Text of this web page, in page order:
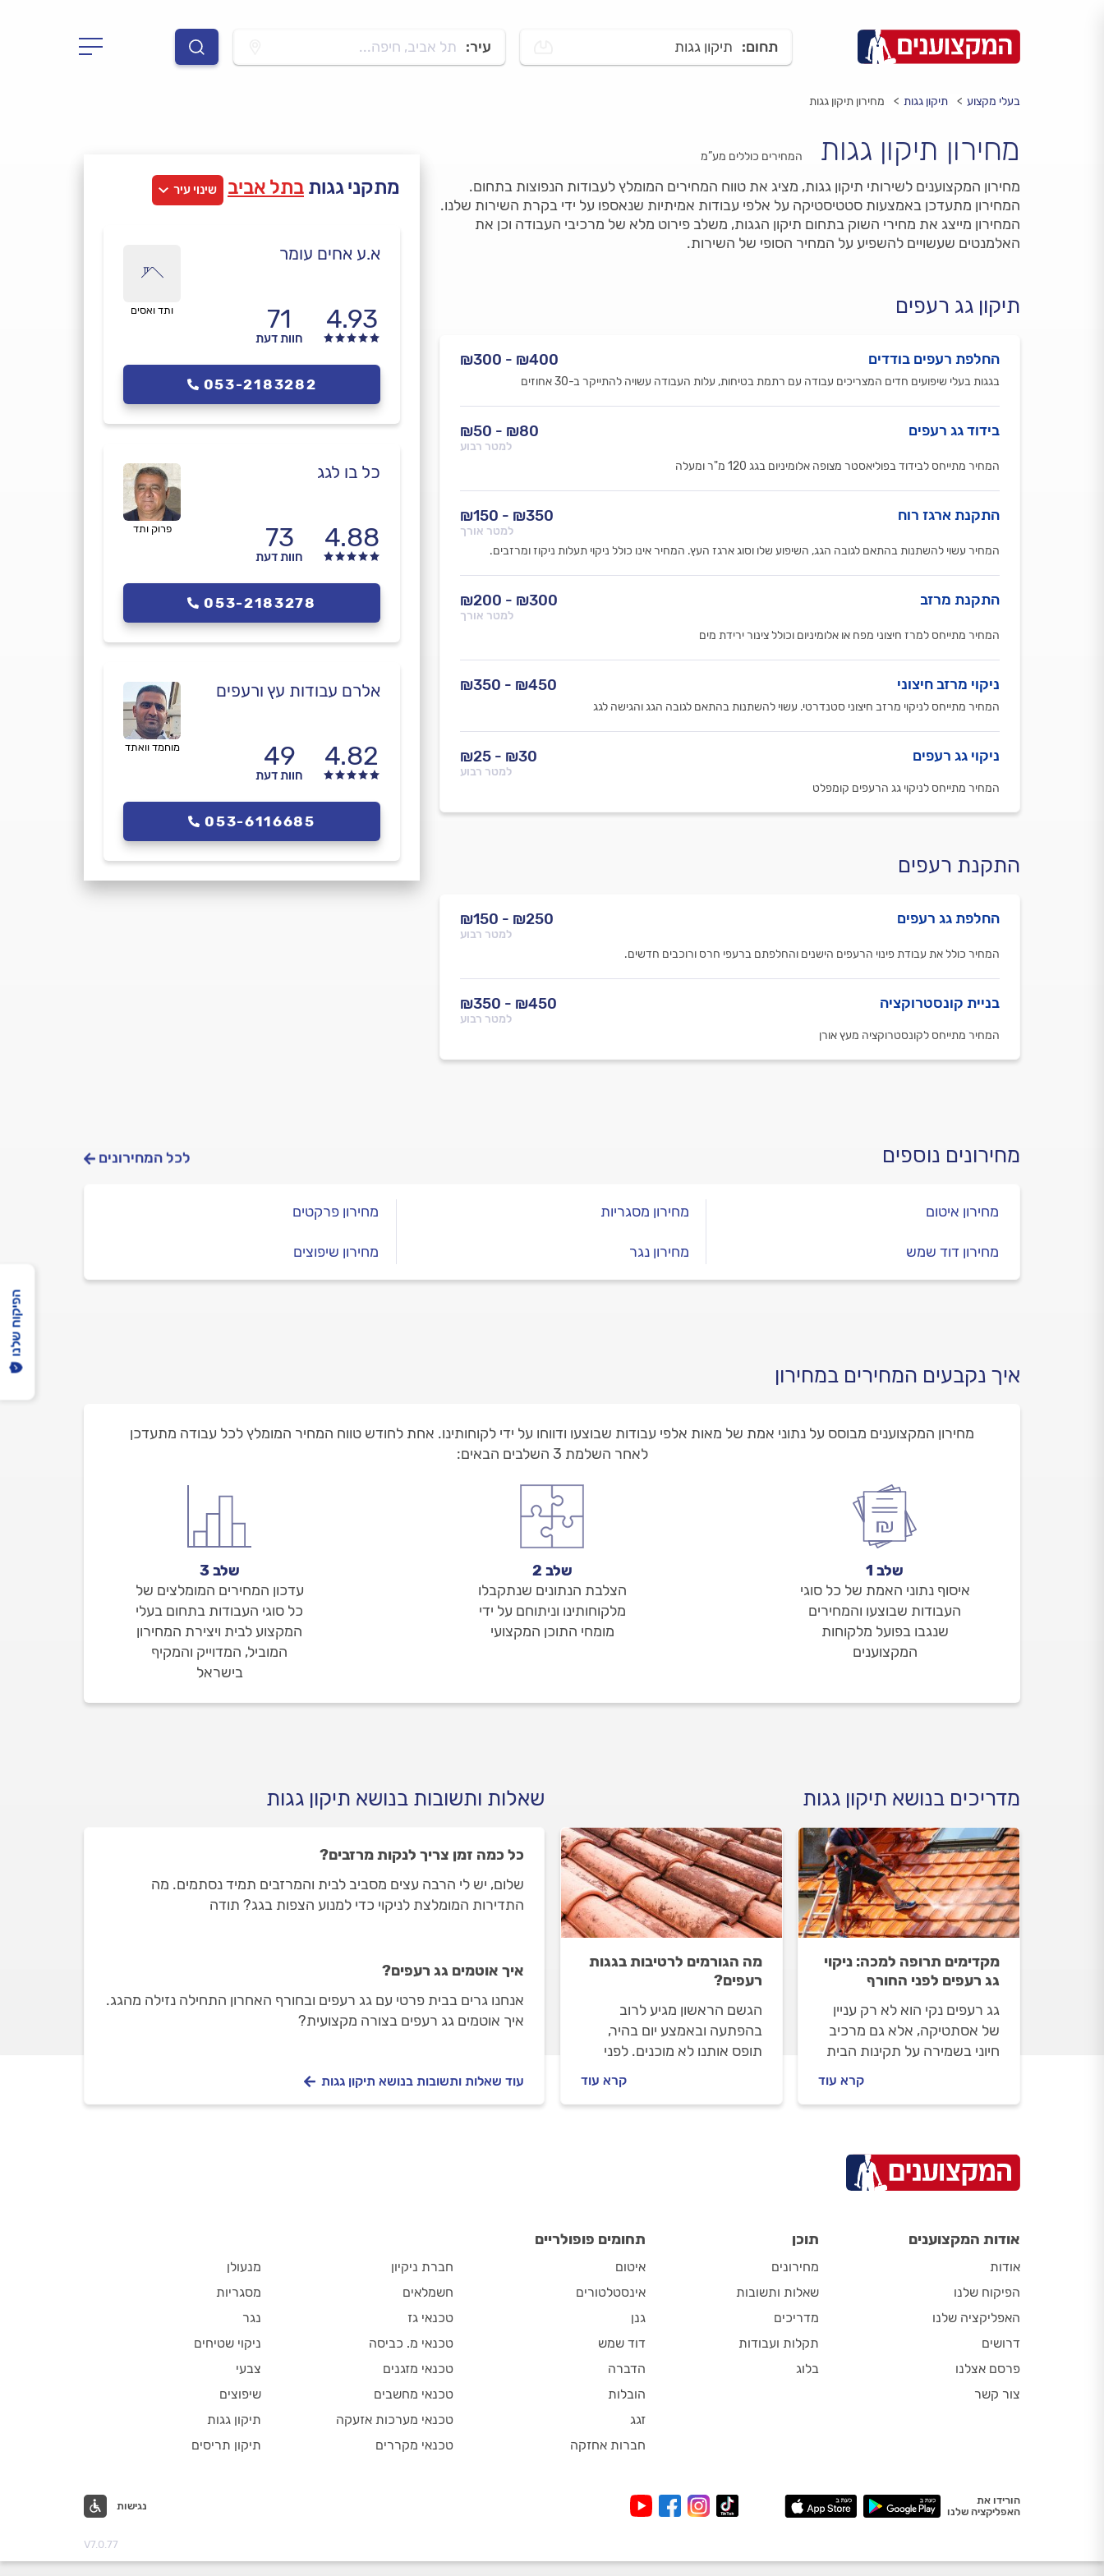
תחום: תיקון גגות עיר: תל אביב, חיפה...
בעלי מקצוע תיקון גגות מחירון תיקון גגות
מחירון תיקון גגות המחירים כוללים מע”מ
מחירון המקצוענים לשירותי תיקון גגות, מציג את טווח המחירים המומלץ לעבודות הנפוצות בתחום.
המחירון מתעדכן באמצעות סטטיסטיקה על אלפי עבודות אמיתיות שנאספו על ידי בקרת השירות שלנו.
המחירון מייצג את מחירי השוק בתחום תיקון הגגות, משלב פירוט מלא של מרכיבי העבודה וכן את
האלמנטים שעשויים להשפיע על המחיר הסופי של השירות.
תיקון גג רעפים
החלפת רעפים בודדים ₪400 - ₪300
בגגות בעלי שיפועים חדים המצריכים עבודה עם רתמת בטיחות, עלות העבודה עשויה להתייקר ב-30 אחוזים
בידוד גג רעפים ₪80 - ₪50
למטר רבוע
המחיר מתייחס לבידוד בפוליאסטר מצופה אלומיניום בגג 120 מ"ר ומעלה
התקנת ארגז רוח ₪350 - ₪150
למטר אורך
המחיר עשוי להשתנות בהתאם לגובה הגג, השיפוע שלו וסוג ארגז העץ. המחיר אינו כולל ניקוי תעלות ניקוז ומרזבים.
התקנת מרזב ₪300 - ₪200
למטר אורך
המחיר מתייחס למרז חיצוני מפח או אלומיניום וכולל צינור ירידת מים
ניקוי מרזב חיצוני ₪450 - ₪350
המחיר מתייחס לניקוי מרזב חיצוני סטנדרטי. עשוי להשתנות בהתאם לגובה הגג והגישה לגג
ניקוי גג רעפים ₪30 - ₪25
למטר רבוע
המחיר מתייחס לניקוי גג הרעפים קומפלט
התקנת רעפים
החלפת גג רעפים ₪250 - ₪150
למטר רבוע
המחיר כולל את עבודת פינוי הרעפים הישנים והחלפתם ברעפי חרס ורוכבים חדשים.
בניית קונסטרוקציה ₪450 - ₪350
למטר רבוע
המחיר מתייחס לקונסטרוקציה מעץ אורן
מתקני גגות בתל אביב שינוי עיר
א.ע אחים עומר
4.93
71
חוות דעת
ותד ואסים
053-2183282
כל בו לגג
4.88
73
חוות דעת
פרוק ותד
053-2183278
אלרם עבודות עץ ורעפים
4.82
49
חוות דעת
מוחמד וואתד
053-6116685
מחירונים נוספים לכל המחירונים
מחירון איטום
מחירון דוד שמש
מחירון מסגריות
מחירון נגר
מחירון פרקטים
מחירון שיפוצים
איך נקבעים המחירים במחירון
מחירון המקצוענים מבוסס על נתוני אמת של מאות אלפי עבודות שבוצעו ודווחו על ידי לקוחותינו. אחת לחודש טווח המחיר המומלץ לכל עבודה מתעדכן
לאחר השלמת 3 השלבים הבאים:
שלב 1
איסוף נתוני האמת של כל סוגי
העבודות שבוצעו והמחירים
שנגבו בפועל מלקוחות
המקצוענים
שלב 2
הצלבת הנתונים שנתקבלו
מלקוחותינו וניתוחם על ידי
מומחי התוכן המקצועי
שלב 3
עדכון המחירים המומלצים של
כל סוגי העבודות בתחום בעלי
המקצוע לבית ויצירת המחירון
המוביל, המדוייק והמקיף
בישראל
מדריכים בנושא תיקון גגות
מקדימים תרופה למכה: ניקוי
גג רעפים לפני החורף
גג רעפים נקי הוא לא רק עניין
של אסתטיקה, אלא גם מרכיב
חיוני בשמירה על תקינות הבית
לנזילות, נזקי רטיבות, ואף
לפגוע במבנה הגג עצמו.
קרא עוד
מה הגורמים לרטיבות בגגות
רעפים?
הגשם הראשון מגיע לרוב
בהפתעה ובאמצע יום בהיר,
תופס אותנו לא מוכנים. לפני
לרטיבות להופיע וליצור נזק
קרא עוד
שאלות ותשובות בנושא תיקון גגות
כל כמה זמן צריך לנקות מרזבים?
שלום, יש לי הרבה עצים מסביב לבית והמרזבים תמיד נסתמים. מה
התדירות המומלצת לניקוי כדי למנוע הצפות בגג? תודה
איך אוטמים גג רעפים?
אנחנו גרים בבית פרטי עם גג רעפים ובחורף האחרון התחילה נזילה מהגג.
איך אוטמים גג רעפים בצורה מקצועית?
עוד שאלות ותשובות בנושא תיקון גגות
הפיקוח שלנו
אודות המקצוענים
אודות
הפיקוח שלנו
האפליקציה שלנו
דרושים
פרסם אצלנו
צור קשר
תוכן
מחירונים
שאלות ותשובות
מדריכים
תקלות ועבודות
בלוג
תחומים פופולריים
איטום
אינסטלטורים
גנן
דוד שמש
הדברה
הובלות
זגג
חברות אחזקה
חברת ניקיון
חשמלאים
טכנאי גז
טכנאי מ. כביסה
טכנאי מזגנים
טכנאי מחשבים
טכנאי מערכות אזעקה
טכנאי מקררים
מנעולן
מסגריות
נגר
ניקוי שטיחים
צבעי
שיפוצים
תיקון גגות
תיקון תריסים
הורידו את
האפליקציה שלנו
נגישות
V7.0.77